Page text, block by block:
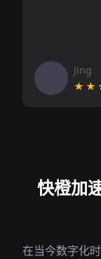
Jing
快橙加
在当今数字化